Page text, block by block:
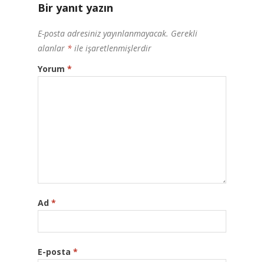
Bir yanıt yazın
E-posta adresiniz yayınlanmayacak. Gerekli
alanlar * ile işaretlenmişlerdir
Yorum *
Ad *
E-posta *